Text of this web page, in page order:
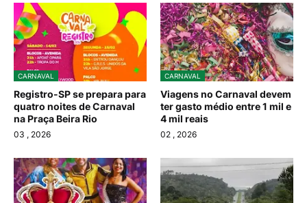
CARNAVAL
Registro-SP se prepara para
quatro noites de Carnaval
na Praça Beira Rio
03 , 2026
CARNAVAL
Viagens no Carnaval devem
ter gasto médio entre 1 mil e
4 mil reais
02 , 2026